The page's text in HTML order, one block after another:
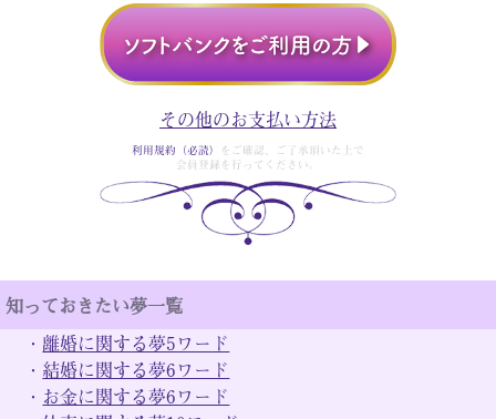
その他のお支払い方法
利用規約（必読）
をご確認、ご了承頂いた上で
会員登録を行ってください。
知っておきたい夢一覧
・ 離婚に関する夢5ワード
・ 結婚に関する夢6ワード
・ お金に関する夢6ワード